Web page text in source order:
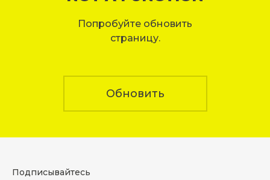
Попробуйте обновить
страницу.
Обновить
Подписывайтесь